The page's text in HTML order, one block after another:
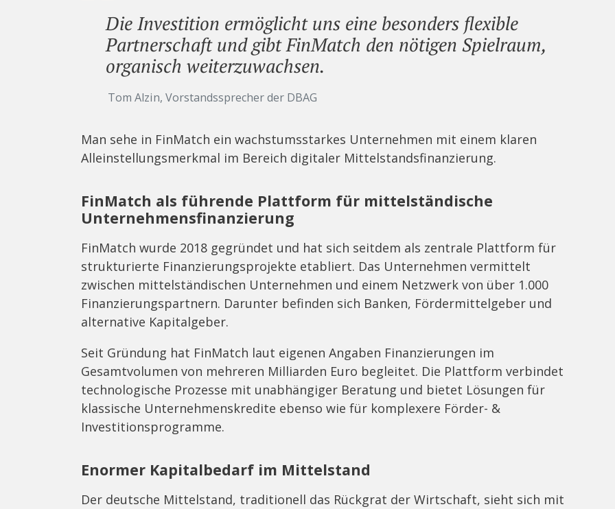
Die Investition ermöglicht uns eine besonders flexible
Partnerschaft und gibt FinMatch den nötigen Spielraum,
organisch weiterzuwachsen.
Tom Alzin, Vorstandssprecher der DBAG
Man sehe in FinMatch ein wachstumsstarkes Unternehmen mit einem klaren
Alleinstellungsmerkmal im Bereich digitaler Mittelstandsfinanzierung.
FinMatch als führende Plattform für mittelständische
Unternehmensfinanzierung
FinMatch wurde 2018 gegründet und hat sich seitdem als zentrale Plattform für
strukturierte Finanzierungsprojekte etabliert. Das Unternehmen vermittelt
zwischen mittelständischen Unternehmen und einem Netzwerk von über 1.000
Finanzierungspartnern. Darunter befinden sich Banken, Fördermittelgeber und
alternative Kapitalgeber.
Seit Gründung hat FinMatch laut eigenen Angaben Finanzierungen im
Gesamtvolumen von mehreren Milliarden Euro begleitet. Die Plattform verbindet
technologische Prozesse mit unabhängiger Beratung und bietet Lösungen für
klassische Unternehmenskredite ebenso wie für komplexere Förder- &
Investitionsprogramme.
Enormer Kapitalbedarf im Mittelstand
Der deutsche Mittelstand, traditionell das Rückgrat der Wirtschaft, sieht sich mit